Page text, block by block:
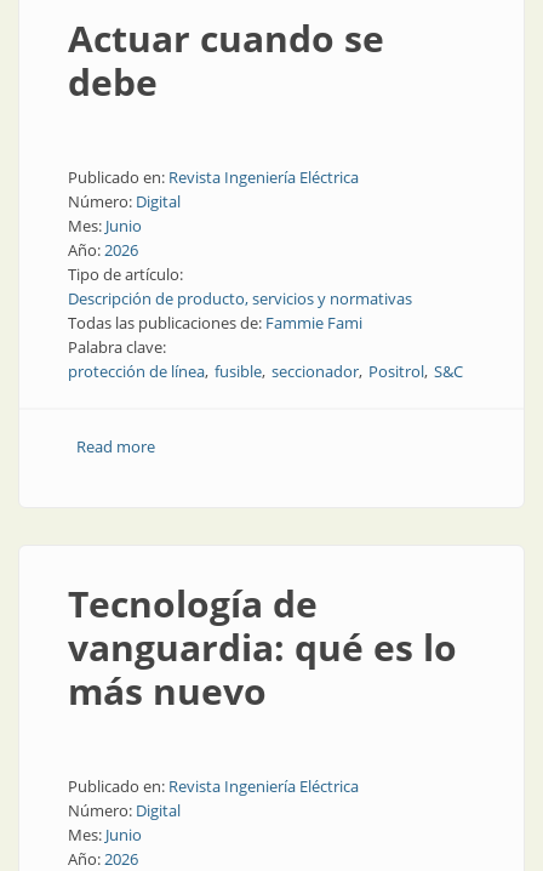
Actuar cuando se
debe
Publicado en: Revista Ingeniería Eléctrica
Número: Digital
Mes: Junio
Año:2026
Tipo de artículo:
Descripción de producto, servicios y normativas
Todas las publicaciones de: Fammie Fami
Palabra clave:
protección de línea fusible seccionador Positrol S&C
Read moreabout Actuar cuando se debe
Tecnología de
vanguardia: qué es lo
más nuevo
Publicado en: Revista Ingeniería Eléctrica
Número: Digital
Mes: Junio
Año:2026